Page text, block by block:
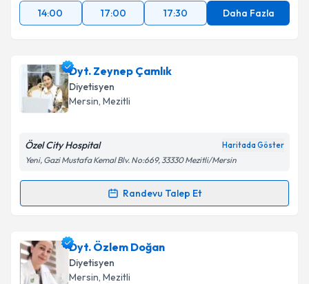
14:00
17:00 17:30 Daha Fazla
Dyt. Zeynep Çamlık
Diyetisyen
Mersin, Mezitli
Özel City Hospital Haritada Göster
Yeni, Gazi Mustafa Kemal Blv. No:669, 33330 Mezitli/Mersin
Randevu Talep Et
Randevu Takvimi Talebi
Dyt. Zeynep Çamlıkiçin randevu takvimi talebi
oluşturun. Size bu uzmandan randevu almanız için bir
takvim hazırlandığında e-posta ile bilgilendireceğiz.
Dyt. Özlem Doğan
Diyetisyen
Mersin, Mezitli